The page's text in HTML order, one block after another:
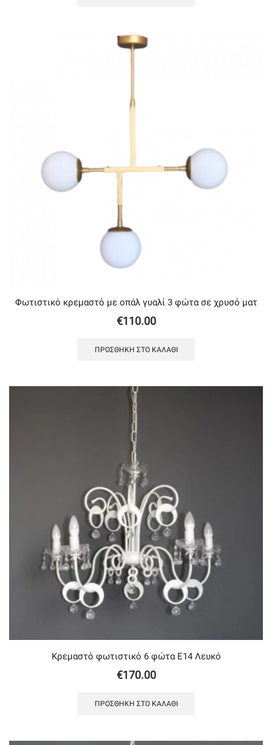
Φωτιστικό κρεμαστό με oπάλ γυαλί 3 φώτα σε χρυσό ματ
€110.00
ΠΡΟΣΘΉΚΗ ΣΤΟ ΚΑΛΆΘΙ
Κρεμαστό φωτιστικό 6 φώτα Ε14 Λευκό
€170.00
ΠΡΟΣΘΉΚΗ ΣΤΟ ΚΑΛΆΘΙ